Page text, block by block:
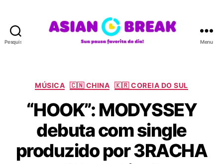
Pesquisar
A
B
R
E
A
K
Menu
C
t
e
g
o
r
i
MÚSICA 🇨🇳 CHINA 🇰🇷 COREIA DO SUL
“HOOK”: MODYSSEY
debuta com single
produzido por 3RACHA